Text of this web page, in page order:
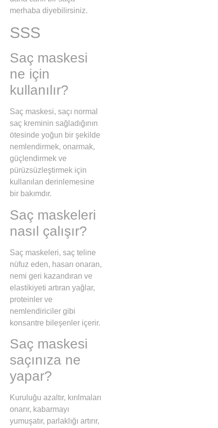
merhaba diyebilirsiniz.
SSS
Saç maskesi
ne için
kullanılır?
Saç maskesi, saçı normal
saç kreminin sağladığının
ötesinde yoğun bir şekilde
nemlendirmek, onarmak,
güçlendirmek ve
pürüzsüzleştirmek için
kullanılan derinlemesine
bir bakımdır.
Saç maskeleri
nasıl çalışır?
Saç maskeleri, saç teline
nüfuz eden, hasarı onaran,
nemi geri kazandıran ve
elastikiyeti artıran yağlar,
proteinler ve
nemlendiriciler gibi
konsantre bileşenler içerir.
Saç maskesi
saçınıza ne
yapar?
Kuruluğu azaltır, kırılmaları
onarır, kabarmayı
yumuşatır, parlaklığı artırır,